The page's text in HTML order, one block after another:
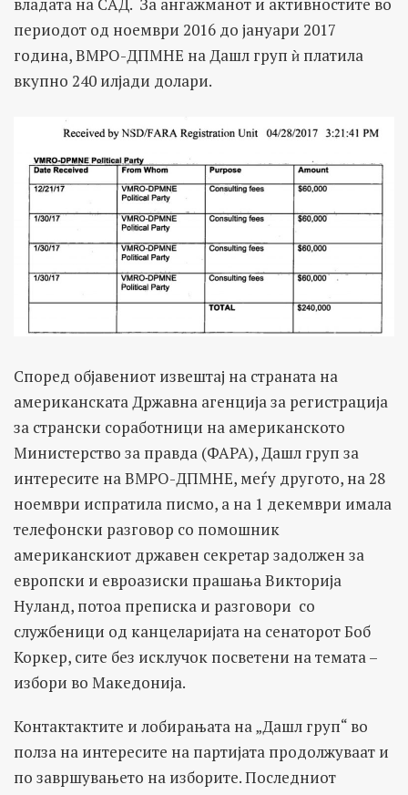
периодот од ноември 2016 до јануари 2017
година, ВМРО-ДПМНЕ на Дашл груп ѝ платила
вкупно 240 илјади долари.
Според објавениот извештај на страната на
американската Државна агенција за регистрација
за странски соработници на американското
Министерство за правда (ФАРА), Дашл груп за
интересите на ВМРО-ДПМНЕ, меѓу другото, на 28
ноември испратила писмо, а на 1 декември имала
телефонски разговор со помошник
американскиот државен секретар задолжен за
европски и евроазиски прашања Викторија
Нуланд, потоа преписка и разговори со
службеници од канцеларијата на сенаторот Боб
Коркер, сите без исклучок посветени на темата –
избори во Македонија.
Контактактите и лобирањата на „Дашл груп“ во
полза на интересите на партијата продолжуваат и
по завршувањето на изборите. Последниот